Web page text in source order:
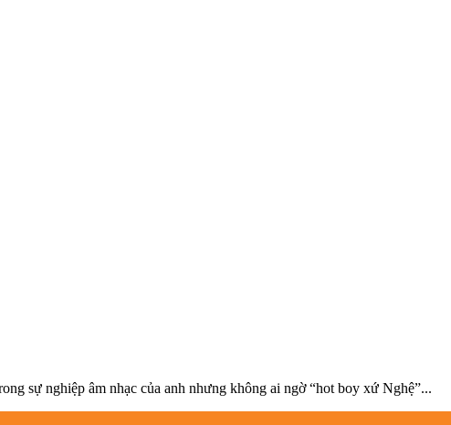
sự nghiệp âm nhạc của anh nhưng không ai ngờ “hot boy xứ Nghệ”...